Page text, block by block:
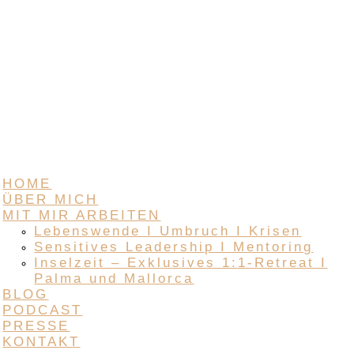
HOME
ÜBER MICH
MIT MIR ARBEITEN
Lebenswende I Umbruch I Krisen
Sensitives Leadership I Mentoring
Inselzeit – Exklusives 1:1-Retreat I
Palma und Mallorca
BLOG
PODCAST
PRESSE
KONTAKT